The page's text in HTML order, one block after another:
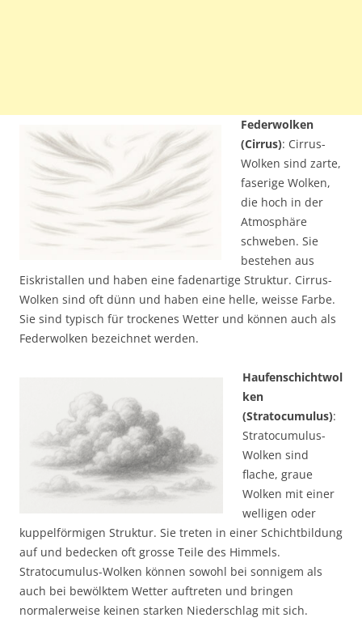
Federwolken
(Cirrus): Cirrus-
Wolken sind zarte,
faserige Wolken,
die hoch in der
Atmosphäre
schweben. Sie
bestehen aus
Eiskristallen und haben eine fadenartige Struktur. Cirrus-
Wolken sind oft dünn und haben eine helle, weisse Farbe.
Sie sind typisch für trockenes Wetter und können auch als
Federwolken bezeichnet werden.
Haufenschichtwol
ken
(Stratocumulus):
Stratocumulus-
Wolken sind
flache, graue
Wolken mit einer
welligen oder
kuppelförmigen Struktur. Sie treten in einer Schichtbildung
auf und bedecken oft grosse Teile des Himmels.
Stratocumulus-Wolken können sowohl bei sonnigem als
auch bei bewölktem Wetter auftreten und bringen
normalerweise keinen starken Niederschlag mit sich.